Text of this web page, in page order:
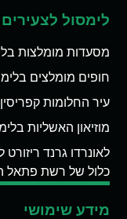
לימסול לצעירים
מסעדות מומלצות
חופים מומלצים
עיר החלומות
מוזיאון האשליות
כלול של רשת פתאל
מידע שימושי